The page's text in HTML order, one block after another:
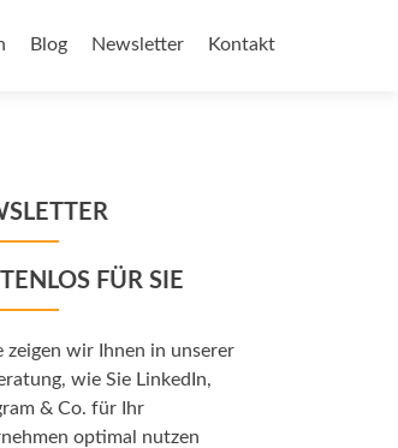
Blog Newsletter Kontakt
FÜR SIE
zeigen wir Ihnen in unserer
wie Sie LinkedIn,
& Co. für Ihr
optimal nutzen